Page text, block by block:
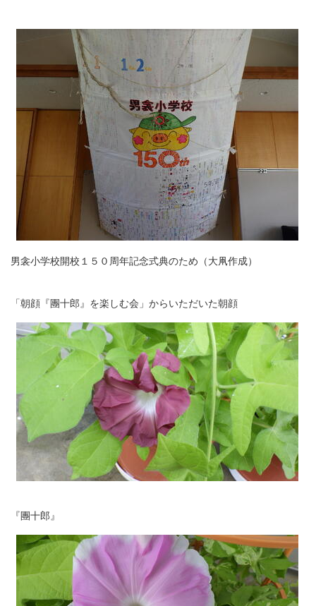
男衾小学校開校１５０周年記念式典のため（大凧作成）
「朝顔『團十郎』を楽しむ会」からいただいた朝顔
『團十郎』